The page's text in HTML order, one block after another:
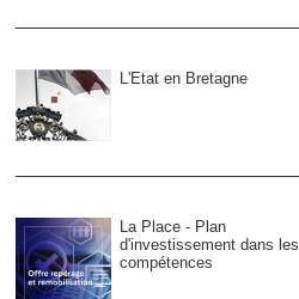
L'Etat en Bretagne
La Place - Plan
d'investissement dans les
compétences